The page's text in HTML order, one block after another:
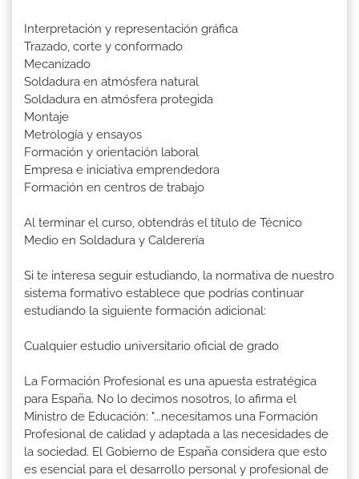
Interpretación y representación gráfica
Trazado, corte y conformado
Mecanizado
Soldadura en atmósfera natural
Soldadura en atmósfera protegida
Montaje
Metrología y ensayos
Formación y orientación laboral
Empresa e iniciativa emprendedora
Formación en centros de trabajo
Al terminar el curso, obtendrás el título de Técnico
Medio en Soldadura y Calderería
Si te interesa seguir estudiando, la normativa de nuestro
sistema formativo establece que podrías continuar
estudiando la siguiente formación adicional:
Cualquier estudio universitario oficial de grado
La Formación Profesional es una apuesta estratégica
para España. No lo decimos nosotros, lo afirma el
Ministro de Educación: "...necesitamos una Formación
Profesional de calidad y adaptada a las necesidades de
la sociedad. El Gobierno de España considera que esto
es esencial para el desarrollo personal y profesional de